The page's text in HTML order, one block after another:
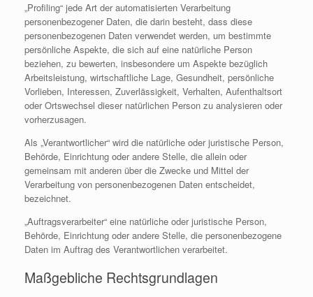
„Profiling“ jede Art der automatisierten Verarbeitung
personenbezogener Daten, die darin besteht, dass diese
personenbezogenen Daten verwendet werden, um bestimmte
persönliche Aspekte, die sich auf eine natürliche Person
beziehen, zu bewerten, insbesondere um Aspekte bezüglich
Arbeitsleistung, wirtschaftliche Lage, Gesundheit, persönliche
Vorlieben, Interessen, Zuverlässigkeit, Verhalten, Aufenthaltsort
oder Ortswechsel dieser natürlichen Person zu analysieren oder
vorherzusagen.
Als „Verantwortlicher“ wird die natürliche oder juristische Person,
Behörde, Einrichtung oder andere Stelle, die allein oder
gemeinsam mit anderen über die Zwecke und Mittel der
Verarbeitung von personenbezogenen Daten entscheidet,
bezeichnet.
„Auftragsverarbeiter“ eine natürliche oder juristische Person,
Behörde, Einrichtung oder andere Stelle, die personenbezogene
Daten im Auftrag des Verantwortlichen verarbeitet.
Maßgebliche Rechtsgrundlagen